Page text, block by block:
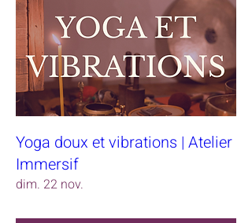
Yoga doux et vibrations | Atelier
Immersif
dim. 22 nov.